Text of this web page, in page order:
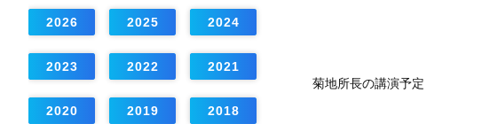
菊地所長の講演予定
2026 2025 2024
2023 2022 2021
2020 2019 2018